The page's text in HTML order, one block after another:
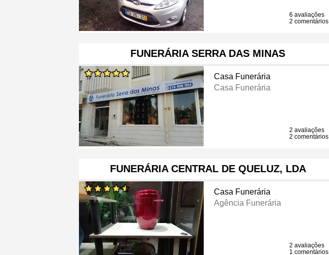
6 avaliações
2 comentários
FUNERÁRIA SERRA DAS MINAS
Casa Funerária
Casa Funerária
2 avaliações
2 comentários
FUNERÁRIA CENTRAL DE QUELUZ, LDA
Casa Funerária
Agência Funerária
2 avaliações
1 comentários